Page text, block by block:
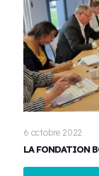
6 octobre 2022
LA FONDATION